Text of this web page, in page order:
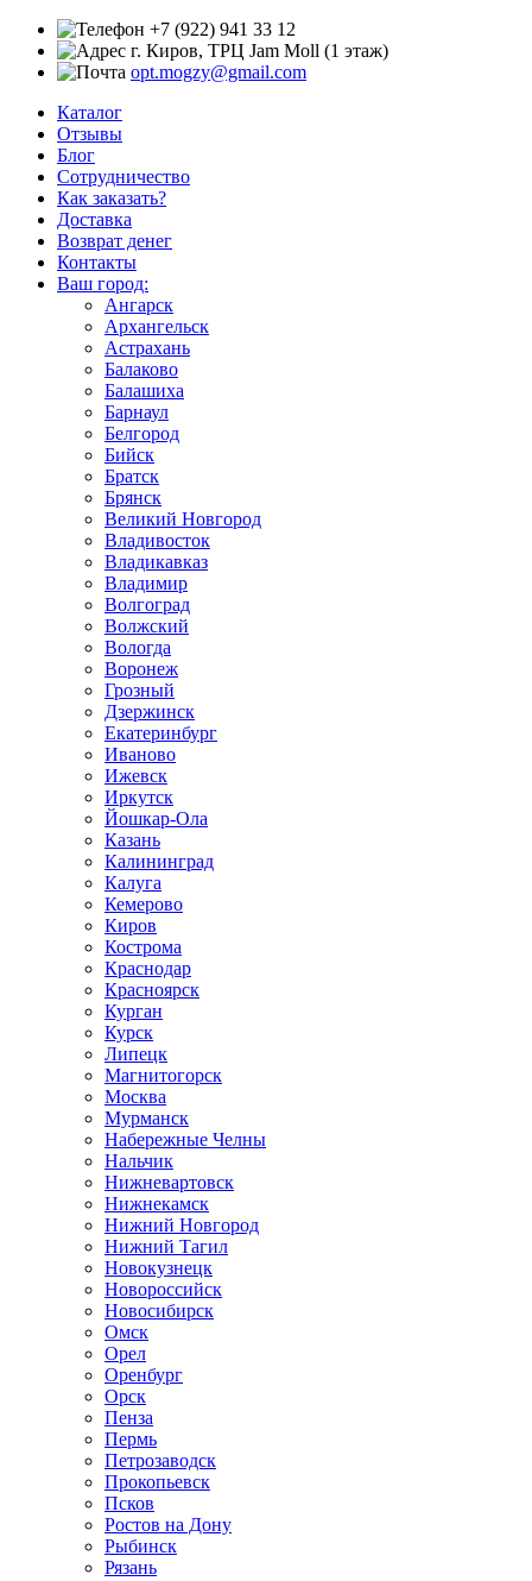
+7 (922) 941 33 12
г. Киров, ТРЦ Jam Moll (1 этаж)
opt.mogzy@gmail.com
Каталог
Отзывы
Блог
Сотрудничество
Как заказать?
Доставка
Возврат денег
Контакты
Ваш город:
Ангарск
Архангельск
Астрахань
Балаково
Балашиха
Барнаул
Белгород
Бийск
Братск
Брянск
Великий Новгород
Владивосток
Владикавказ
Владимир
Волгоград
Волжский
Вологда
Воронеж
Грозный
Дзержинск
Екатеринбург
Иваново
Ижевск
Иркутск
Йошкар-Ола
Казань
Калининград
Калуга
Кемерово
Киров
Кострома
Краснодар
Красноярск
Курган
Курск
Липецк
Магнитогорск
Москва
Мурманск
Набережные Челны
Нальчик
Нижневартовск
Нижнекамск
Нижний Новгород
Нижний Тагил
Новокузнецк
Новороссийск
Новосибирск
Омск
Орел
Оренбург
Орск
Пенза
Пермь
Петрозаводск
Прокопьевск
Псков
Ростов на Дону
Рыбинск
Рязань